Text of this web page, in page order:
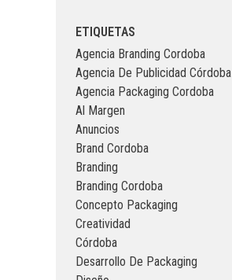
ETIQUETAS
Agencia Branding Cordoba
Agencia De Publicidad Córdoba
Agencia Packaging Cordoba
Al Margen
Anuncios
Brand Cordoba
Branding
Branding Cordoba
Concepto Packaging
Creatividad
Córdoba
Desarrollo De Packaging